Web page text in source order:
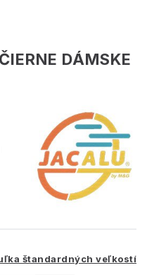
DÁMSKE
štandardných veľkostí